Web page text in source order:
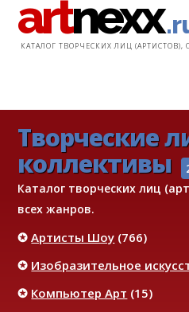
artnexx
КАТАЛОГ ТВОРЧЕСКИХ ЛИЦ
ГЛАВНАЯ
КАТАЛОГ
ИНФОРМАЦИЯ
КОНТАКТ
Творческие
коллективы
Каталог творческих лиц
всех жанров.
✪Артисты Шоу (766)
✪ Изобразительное
✪ Компьютер Арт (15)